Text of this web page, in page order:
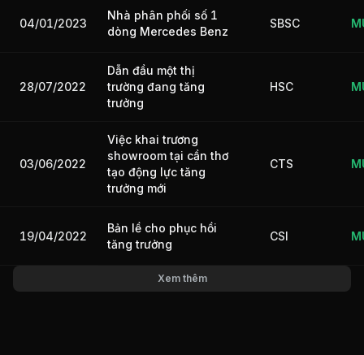
04/01/2023
Nhà phân phối số 1
dòng Mercedes Benz
SBSC
28/07/2022
Dẫn đầu một thị
trường đang tăng
trưởng
HSC
03/06/2022
Việc khai trương
showroom tại cần thơ
tạo động lực tăng
trưởng mới
CTS
19/04/2022
Bản lề cho phục hồi
tăng trưởng
CSI
Xem thêm